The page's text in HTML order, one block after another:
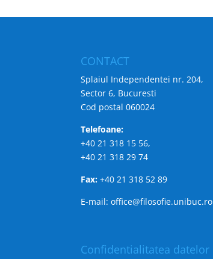
CONTACT
Splaiul Independentei nr. 204,
Sector 6, Bucuresti
Cod postal 060024
Telefoane:
+40 21 318 15 56,
+40 21 318 29 74
Fax:+40 21 318 52 89
E-mail: office@filosofie.unibuc.ro
Confidentialitatea datelor